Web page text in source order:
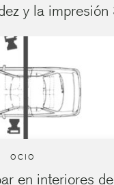
y la
OCIO
en interiores de